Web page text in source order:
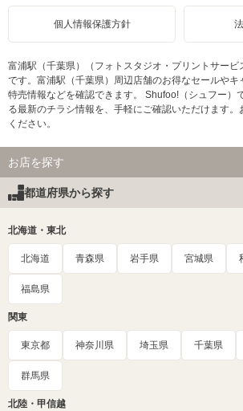
個人情報保護方針
富浦駅（千葉県）（フォトスタジオ・プリントサービ
です。富浦駅（千葉県）周辺店舗のお得なセールや
特売情報などを確認できます。 Shufoo!（シュフー）
る最新のチラシ情報を、手軽にご確認いただけます。
ください。
お店を探す
都道府県から探す
北海道・東北
北海道 青森県 岩手県 宮城県
福島県
関東
東京都 神奈川県 埼玉県 千葉県
群馬県
北陸・甲信越